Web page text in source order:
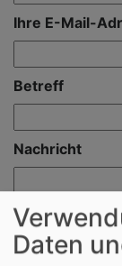
Ihre E-Mail-
Betreff
Nachricht
Daten